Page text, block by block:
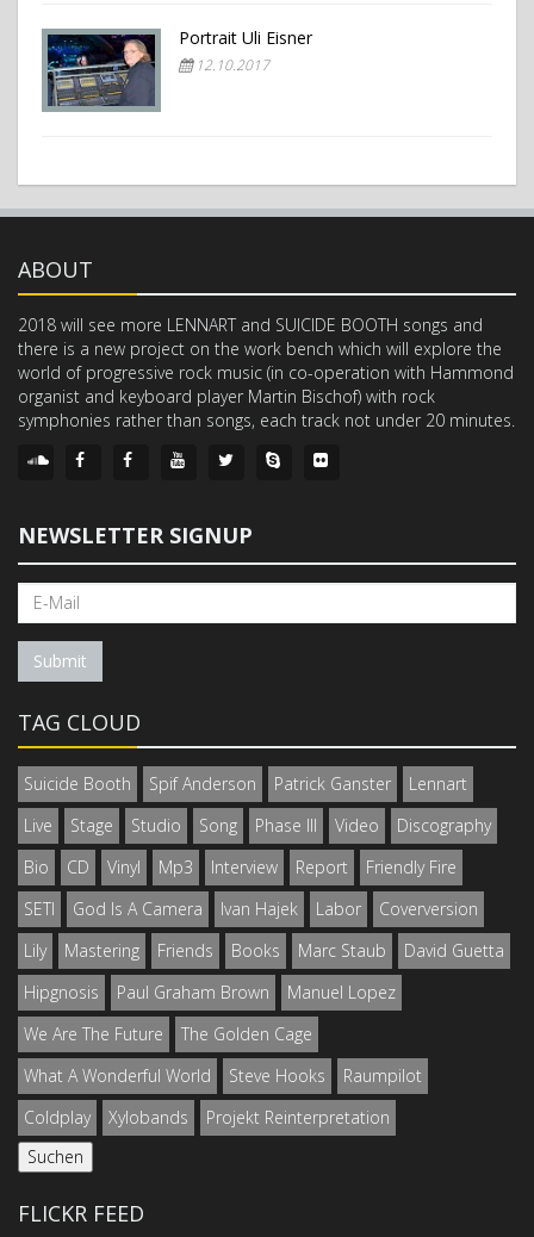
Portrait Uli Eisner
12.10.2017
ABOUT
2018 will see more LENNART and SUICIDE BOOTH songs and
there is a new project on the work bench which will explore the
world of progressive rock music (in co-operation with Hammond
organist and keyboard player Martin Bischof) with rock
symphonies rather than songs, each track not under 20 minutes.
NEWSLETTER SIGNUP
Submit
TAG CLOUD
Suicide Booth Spif Anderson Patrick Ganster
Lennart
Live
Stage Studio Song Phase III Video
Discography
Bio
CD Vinyl Mp3 Interview Report
Friendly Fire
SETI
God Is A Camera Ivan Hajek Labor
Coverversion
Lily
Mastering Friends Books Marc Staub
David Guetta
Hipgnosis
Paul Graham Brown
Manuel Lopez
We Are The Future
The Golden Cage
What A Wonderful World
Steve Hooks
Raumpilot
Coldplay
Xylobands Projekt Reinterpretation
FLICKR FEED